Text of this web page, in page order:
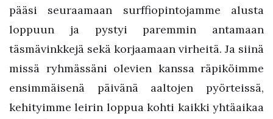
pääsi seuraamaan surffiopintojamme alusta
loppuun ja pystyi paremmin antamaan
täsmävinkkejä sekä korjaamaan virheitä. Ja siinä
missä ryhmässäni olevien kanssa räpiköimme
ensimmäisenä päivänä aaltojen pyörteissä,
kehityimme leirin loppua kohti kaikki yhtäaikaa